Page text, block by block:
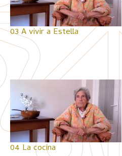
03 A vivir a Estella
04 La cocina